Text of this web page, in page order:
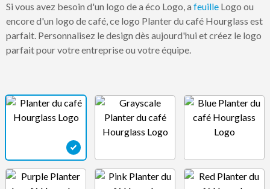
Si vous avez besoin d'un logo de a éco Logo, a feuille Logo ou
encore d'un logo de café, ce logo Planter du café Hourglass est
parfait. Personnalisez le design dès aujourd'hui et créez le logo
parfait pour votre entreprise ou votre équipe.